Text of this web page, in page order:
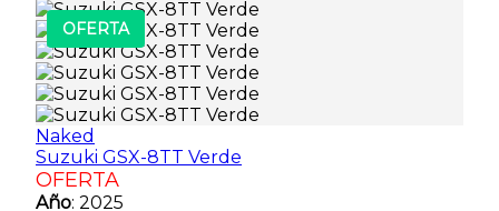
OFERTA
Naked
Suzuki GSX-8TT Verde
OFERTA
Año: 2025